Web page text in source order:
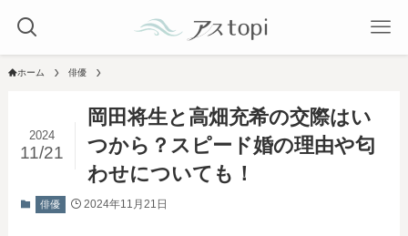
ホーム 俳優
岡田将生と高畑充希の交際はい
つから？スピード婚の理由や匂
わせについても！
2024
11/21
俳優 2024年11月21日